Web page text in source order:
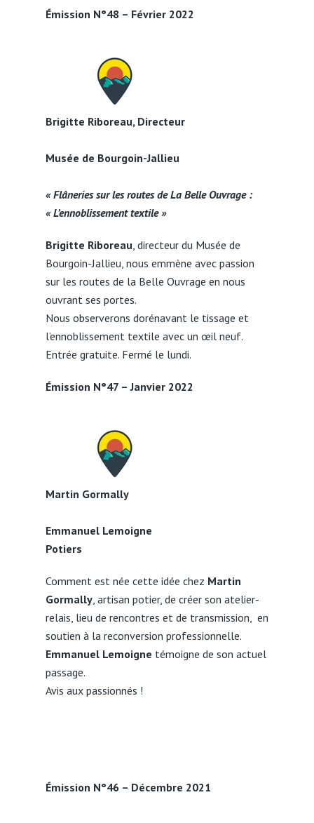
Émission N°48 – Février 2022
Brigitte Riboreau, Directeur
Musée de Bourgoin-Jallieu
« Flâneries sur les routes de La Belle Ouvrage :
« L’ennoblissement textile »
Brigitte Riboreau , directeur du Musée de
Bourgoin-Jallieu, nous emmène avec passion
sur les routes de la Belle Ouvrage en nous
ouvrant ses portes.
Nous observerons dorénavant le tissage et
l’ennoblissement textile avec un œil neuf.
Entrée gratuite. Fermé le lundi.
Émission N°47 – Janvier 2022
Martin Gormally
Emmanuel Lemoigne
Potiers
Comment est née cette idée chez Martin
Gormally, artisan potier, de créer son atelier-
relais, lieu de rencontres et de transmission, en
soutien à la reconversion professionnelle.
Emmanuel Lemoigne témoigne de son actuel
passage.
Avis aux passionnés !
Émission N°46 – Décembre 2021